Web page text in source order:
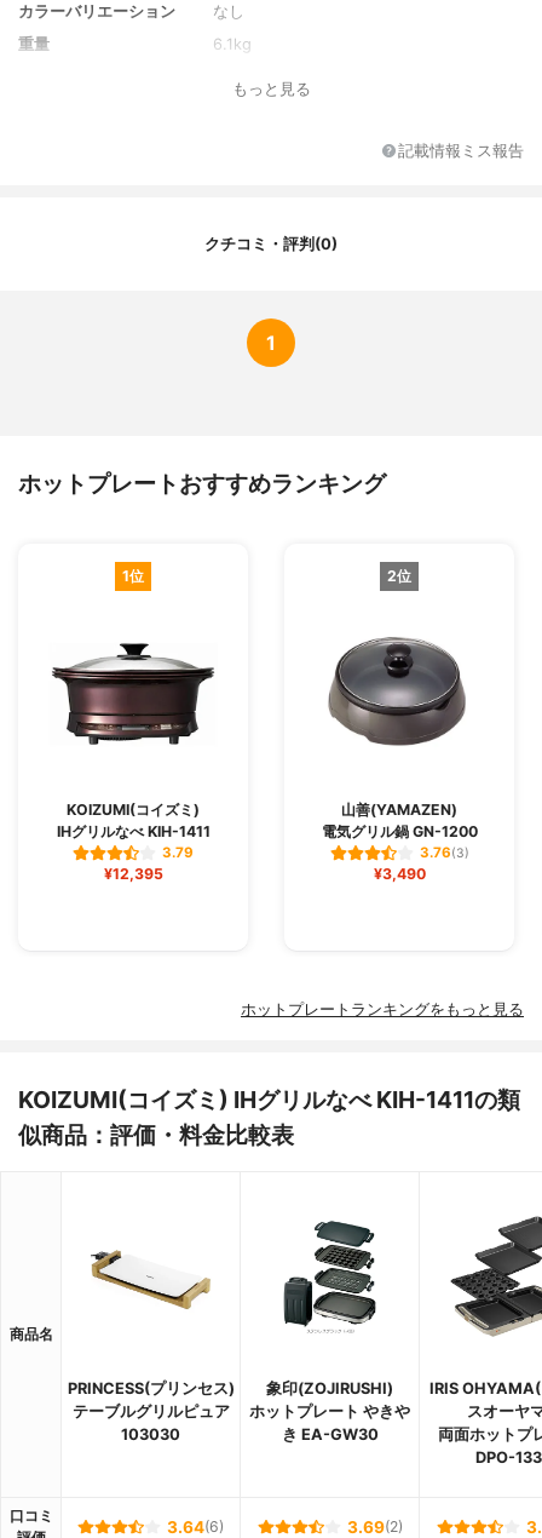
カラーバリエーション
なし
重量
6.1kg
35.7×28.3×20.5cm
1400W
もっと見る
記載情報ミス報告
クチコミ・評判(0)
1
ホットプレートおすすめランキング
1位
KOIZUMI(コイズミ)
IHグリルなべ KIH-1411
3.79
¥12,395
2位
山善(YAMAZEN)
電気グリル鍋 GN-1200
3.76(3)
¥3,490
ホットプレートランキングをもっと見る
KOIZUMI(コイズミ) IHグリルなべ KIH-1411の類
似商品：評価・料金比較表
商品名
PRINCESS(プリンセス)
テーブルグリルピュア
103030
象印(ZOJIRUSHI)
ホットプレート やきや
き EA-GW30
IRIS
スオーヤ
両面ホットプ
DPO-133
口コミ
3.64(6) 3.69(2)